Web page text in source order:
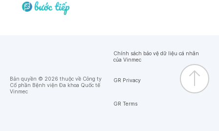
Bản quyền © 2026 thuộc về Công ty
Cổ phần Bệnh viện Đa khoa Quốc tế
Vinmec
Chính sách bảo vệ dữ liệu cá nhân
của Vinmec
GR Privacy
GR Terms